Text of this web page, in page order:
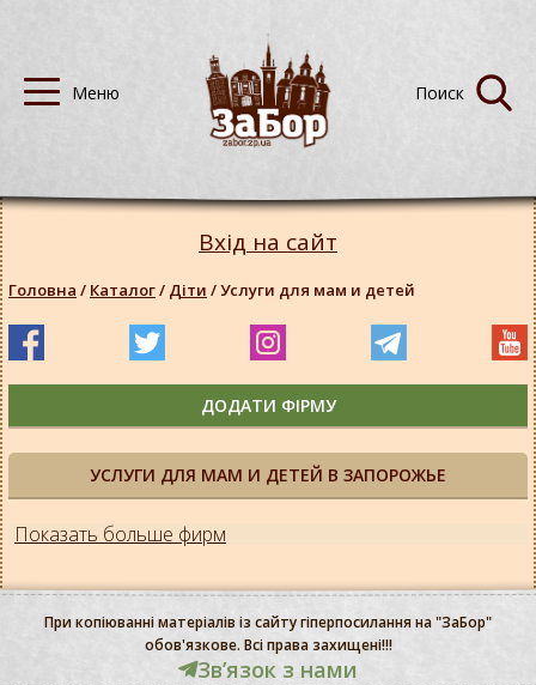
УСЛУГИ ДЛЯ МАМ И ДЕТЕЙ В ЗАПОРОЖЬЕ
Показать больше фирм
Вхід на сайт
Головна / Каталог/ Діти /Услуги для мам и детей
ДОДАТИ ФІРМУ
При копіюванні матеріалів із сайту гіперпосилання на "ЗаБор"
обов'язкове. Всі права захищені!!!
Звʼязок з нами